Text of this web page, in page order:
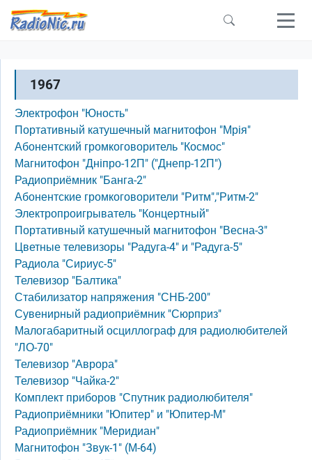
Перейти к основному содержанию
1967
Электрофон "Юность"
Портативный катушечный магнитофон "Мрiя"
Абонентский громкоговоритель "Космос"
Магнитофон "Днiпро-12П" ("Днепр-12П")
Радиоприёмник "Банга-2"
Абонентские громкоговорители "Ритм","Ритм-2"
Электропроигрыватель "Концертный"
Портативный катушечный магнитофон "Весна-3"
Цветные телевизоры "Радуга-4" и "Радуга-5"
Радиола "Сириус-5"
Телевизор "Балтика"
Стабилизатор напряжения "СНБ-200"
Сувенирный радиоприёмник "Сюрприз"
Малогабаритный осциллограф для радиолюбителей
"ЛО-70"
Телевизор "Аврора"
Телевизор "Чайка-2"
Комплект приборов "Спутник радиолюбителя"
Радиоприёмники "Юпитер" и "Юпитер-М"
Радиоприёмник "Меридиан"
Магнитофон "Звук-1" (М-64)